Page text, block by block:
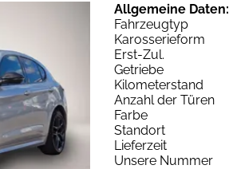
Allgemeine Daten:
Fahrzeugtyp
Karosserieform
Erst-Zul.
Getriebe
Kilometerstand
Anzahl der Türen
Farbe
Standort
Lieferzeit
Unsere Nummer